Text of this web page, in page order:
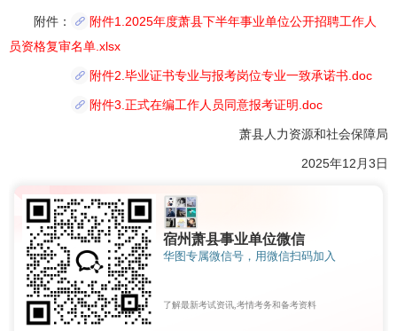
附件：
附件1.2025年度萧县下半年事业单位公开招聘工作人
员资格复审名单.xlsx
附件2.毕业证书专业与报考岗位专业一致承诺书.doc
附件3.正式在编工作人员同意报考证明.doc
萧县人力资源和社会保障局
2025年12月3日
宿州萧县事业单位微信
华图专属微信号，用微信扫码加入
了解最新考试资讯,考情考务和备考资料